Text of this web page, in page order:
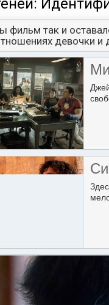
фильм так и
девочки и